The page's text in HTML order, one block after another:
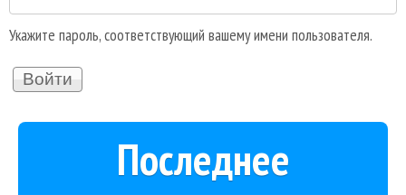
Укажите пароль, соответствующий вашему имени пользователя.
Последнее